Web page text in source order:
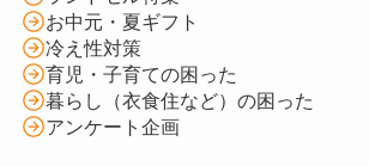
お中元・夏ギフト
冷え性対策
育児・子育ての困った
暮らし（衣食住など）の困った
アンケート企画